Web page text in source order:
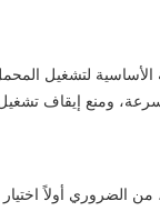
الأساسية لتشغيل
ومنع إيقاف
الضروري أولاً